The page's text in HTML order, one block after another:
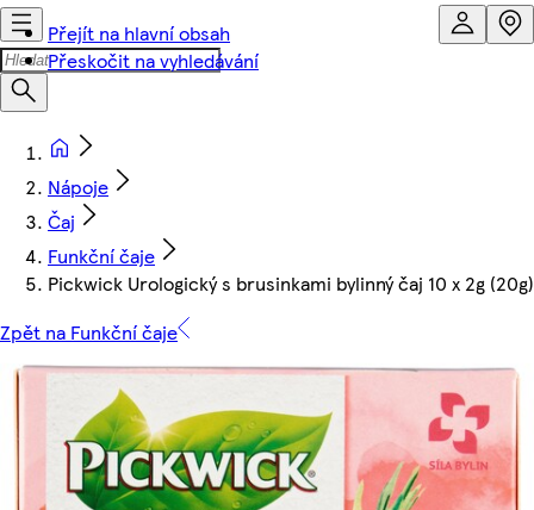
Přejít na hlavní obsah
Přeskočit na vyhledávání
Nápoje
Čaj
Funkční čaje
Pickwick Urologický s brusinkami bylinný čaj 10 x 2g (20g)
Zpět na Funkční čaje